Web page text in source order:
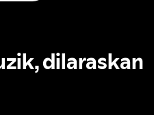
dilaraskan